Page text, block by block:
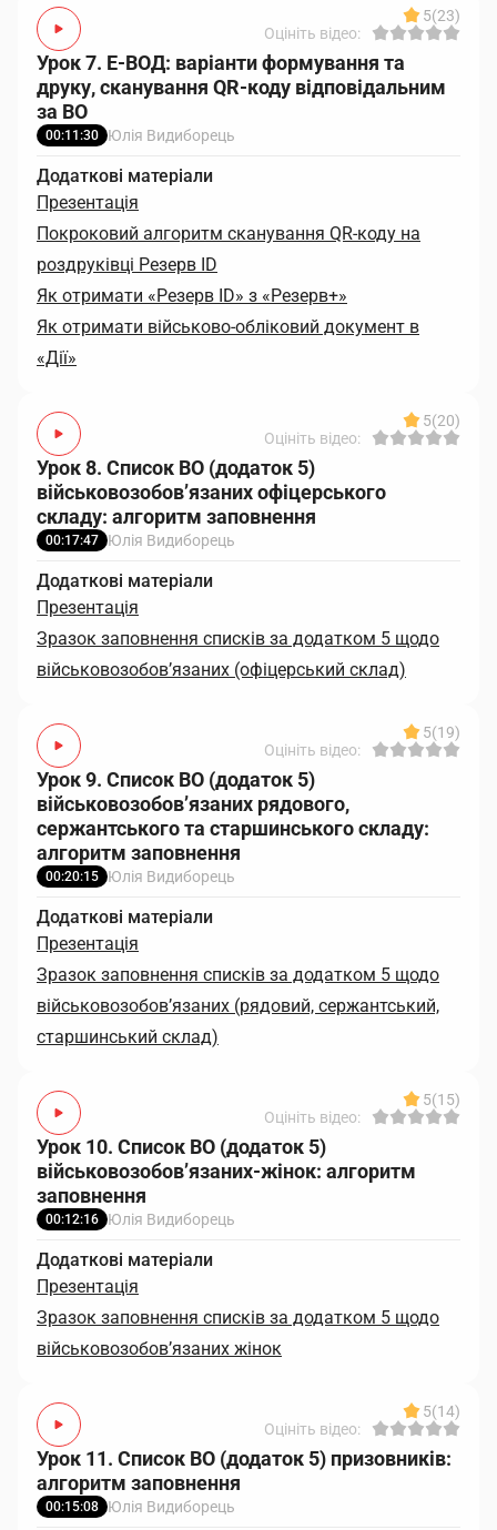
5(23)
Оцініть відео:
Урок 7. Е-ВОД: варіанти формування та
друку, сканування QR-коду відповідальним
за ВО
00:11:30 Юлія Видиборець
Додаткові матеріали
Презентація
Покроковий алгоритм сканування QR-коду на
роздруківці Резерв ID
Як отримати «Резерв ID» з «Резерв+»
Як отримати військово-обліковий документ в
«Дії»
5(20)
Оцініть відео:
Урок 8. Список ВО (додаток 5)
військовозобов’язаних офіцерського
складу: алгоритм заповнення
00:17:47 Юлія Видиборець
Додаткові матеріали
Презентація
Зразок заповнення списків за додатком 5 щодо
військовозобов’язаних (офіцерський склад)
5(19)
Оцініть відео:
Урок 9. Список ВО (додаток 5)
військовозобов’язаних рядового,
сержантського та старшинського складу:
алгоритм заповнення
00:20:15 Юлія Видиборець
Додаткові матеріали
Презентація
Зразок заповнення списків за додатком 5 щодо
військовозобов’язаних (рядовий, сержантський,
старшинський склад)
5(15)
Оцініть відео:
Урок 10. Список ВО (додаток 5)
військовозобов’язаних-жінок: алгоритм
заповнення
00:12:16 Юлія Видиборець
Додаткові матеріали
Презентація
Зразок заповнення списків за додатком 5 щодо
військовозобов’язаних жінок
5(14)
Оцініть відео:
Урок 11. Список ВО (додаток 5) призовників:
алгоритм заповнення
00:15:08 Юлія Видиборець